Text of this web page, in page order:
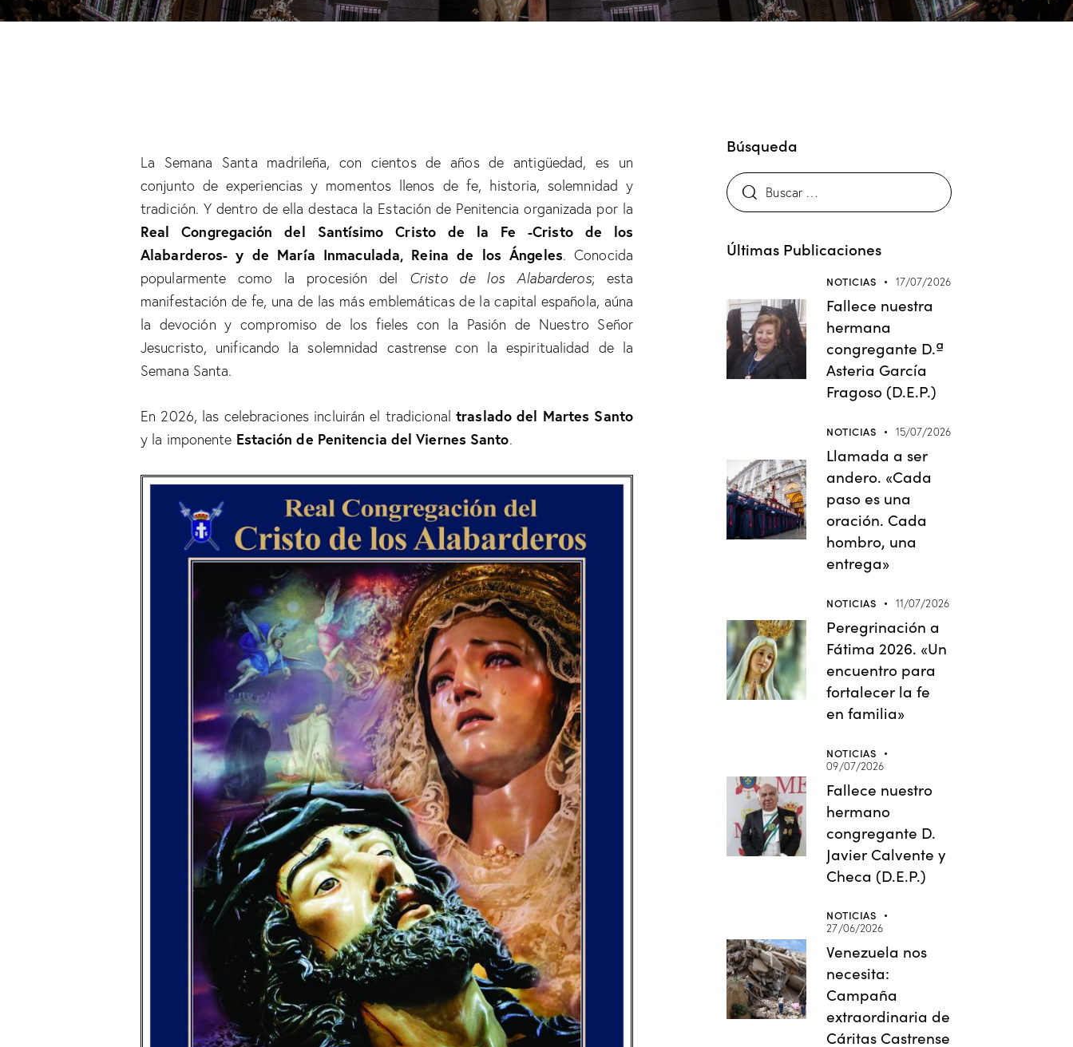
La Semana Santa madrileña, con cientos de años de antigüedad, es un
conjunto de experiencias y momentos llenos de fe, historia, solemnidad y
tradición. Y dentro de ella destaca la Estación de Penitencia organizada por la
Real Congregación del Santísimo Cristo de la Fe -Cristo de los
Alabarderos- y de María Inmaculada, Reina de los Ángeles. Conocida
popularmente como la procesión del Cristo de los Alabarderos; esta
manifestación de fe, una de las más emblemáticas de la capital española, aúna
la devoción y compromiso de los fieles con la Pasión de Nuestro Señor
Jesucristo, unificando la solemnidad castrense con la espiritualidad de la
Semana Santa.
En 2026, las celebraciones incluirán el tradicionaltraslado del Martes Santo
y la imponente Estación de Penitencia del Viernes Santo.
Búsqueda
Últimas Publicaciones
NOTICIAS 17/07/2026
Fallece nuestra
hermana
congregante D.ª
Asteria García
Fragoso (D.E.P.)
NOTICIAS 15/07/2026
Llamada a ser
andero. «Cada
paso es una
oración. Cada
hombro, una
entrega»
NOTICIAS 11/07/2026
Peregrinación a
Fátima 2026. «Un
encuentro para
fortalecer la fe
en familia»
NOTICIAS
09/07/2026
Fallece nuestro
hermano
congregante D.
Javier Calvente y
Checa (D.E.P.)
NOTICIAS
27/06/2026
Venezuela nos
necesita:
Campaña
extraordinaria de
Cáritas Castrense